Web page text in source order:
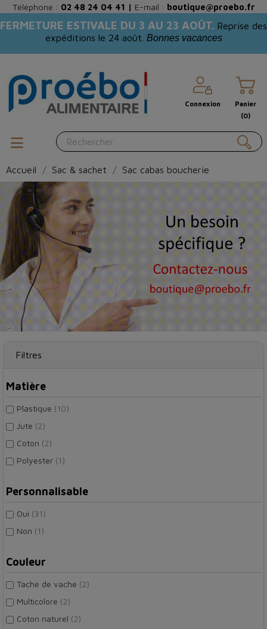
Téléphone : 02 48 24 04 41 | E-mail : boutique@proebo.fr
FERMETURE ESTIVALE DU 3 AU 23 AOÛT. Reprise des
expéditions le 24 août. Bonnes vacances
Connexion
Panier
(0)
Accueil Sac & sachet Sac cabas boucherie
Filtres
Matière
Plastique (10)
Jute (2)
Coton (2)
Polyester (1)
Personnalisable
Oui (31)
Non (1)
Couleur
Tache de vache (2)
Multicolore (2)
Coton naturel (2)